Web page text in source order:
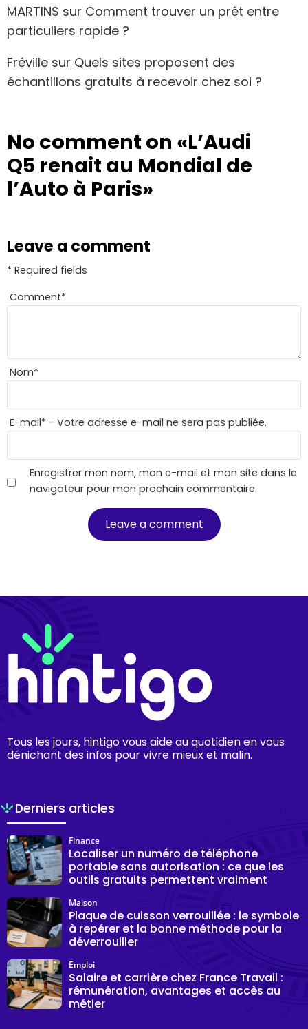
MARTINS sur Comment trouver un prêt entre
particuliers rapide ?
Fréville sur Quels sites proposent des
échantillons gratuits à recevoir chez soi ?
No comment on «L’Audi
Q5 renait au Mondial de
l’Auto à Paris»
Leave a comment
* Required fields
Comment*
Nom*
E-mail* - Votre adresse e-mail ne sera pas publiée.
Enregistrer mon nom, mon e-mail et mon site dans le
navigateur pour mon prochain commentaire.
Tous les jours, hintigo vous aide au quotidien en vous
dénichant des infos pour vivre mieux et malin.
Derniers articles
Localiser un numéro de téléphone
portable sans autorisation : ce que les
outils gratuits permettent vraiment
Finance
Plaque de cuisson verrouillée : le symbole
à repérer et la bonne méthode pour la
déverrouiller
Maison
Salaire et carrière chez France Travail :
rémunération, avantages et accès au
métier
Emploi